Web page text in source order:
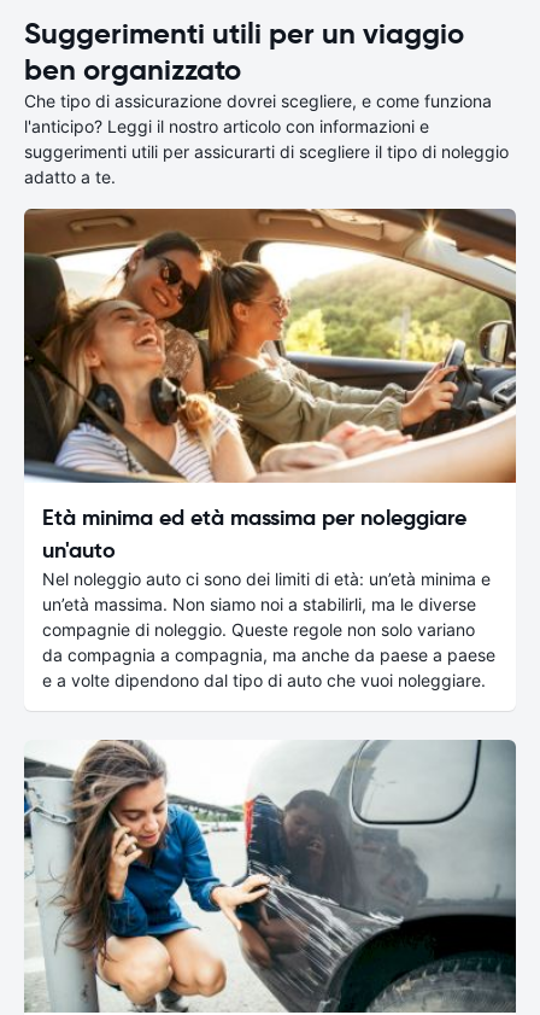
Suggerimenti utili per un viaggio
ben organizzato
Che tipo di assicurazione dovrei scegliere, e come funziona
l'anticipo? Leggi il nostro articolo con informazioni e
suggerimenti utili per assicurarti di scegliere il tipo di noleggio
adatto a te.
Età minima ed età massima per noleggiare
un'auto
Nel noleggio auto ci sono dei limiti di età: un’età minima e
un’età massima. Non siamo noi a stabilirli, ma le diverse
compagnie di noleggio. Queste regole non solo variano
da compagnia a compagnia, ma anche da paese a paese
e a volte dipendono dal tipo di auto che vuoi noleggiare.